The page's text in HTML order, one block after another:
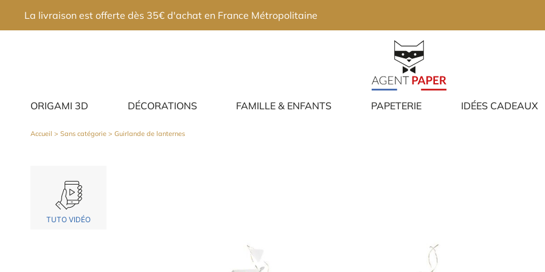
ORIGAMI 3D DÉCORATIONS FAMILLE & ENFANTS PAPETERIE IDÉES CADEAUX
La livraison est offerte dès 35€ d'achat en France Métropolitaine
Accueil > Sans catégorie > Guirlande de lanternes
TUTO VIDÉO
×